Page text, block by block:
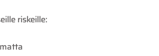
riskeille: